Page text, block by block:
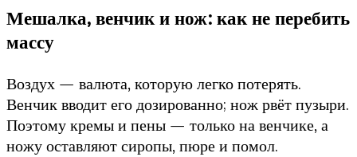
Мешалка, венчик и нож: как не перебить
массу
Воздух — валюта, которую легко потерять.
Венчик вводит его дозированно; нож рвёт пузыри.
Поэтому кремы и пены — только на венчике, а
ножу оставляют сиропы, пюре и помол.